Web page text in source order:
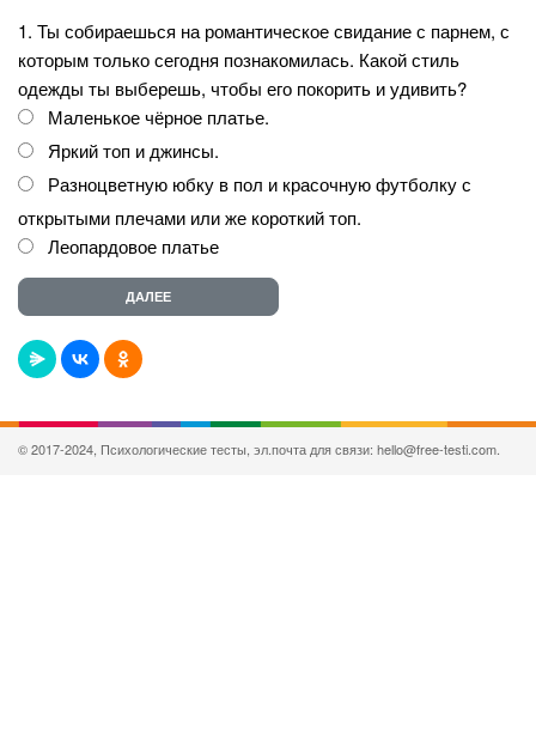
1. Ты собираешься на романтическое свидание с парнем, с
которым только сегодня познакомилась. Какой стиль
одежды ты выберешь, чтобы его покорить и удивить?
Маленькое чёрное платье.
Яркий топ и джинсы.
Разноцветную юбку в пол и красочную футболку с
открытыми плечами или же короткий топ.
Леопардовое платье
© 2017-2024, Психологические тесты, эл.почта для связи: hello@free-testi.com.